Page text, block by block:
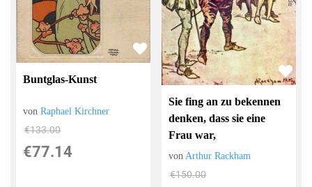
Buntglas-Kunst
vonRaphael Kirchner
€133.00
€77.14
Sie fing an zu bekennen
denken, dass sie eine
Frau war,
vonArthur Rackham
€150.00